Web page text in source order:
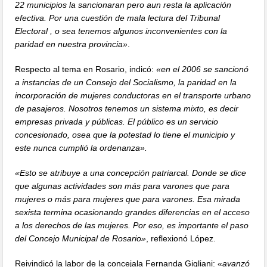
22 municipios la sancionaran pero aun resta la aplicación
efectiva. Por una cuestión de mala lectura del Tribunal
Electoral , o sea tenemos algunos inconvenientes con la
paridad en nuestra provincia»
Respecto al tema en Rosario, indicó:«en el 2006 se sancionó
a instancias de un Consejo del Socialismo, la paridad en la
incorporación de mujeres conductoras en el transporte urbano
de pasajeros. Nosotros tenemos un sistema mixto, es decir
empresas privada y públicas. El público es un servicio
concesionado, osea que la potestad lo tiene el municipio y
este nunca cumplió la ordenanza».
«Esto se atribuye a una concepción patriarcal. Donde se dice
que algunas actividades son más para varones que para
mujeres o más para mujeres que para varones. Esa mirada
sexista termina ocasionando grandes diferencias en el acceso
a los derechos de las mujeres. Por eso, es importante el paso
del Concejo Municipal de Rosario» , reflexionó López.
Reivindicó la labor de la concejala Fernanda Gigliani:«avanzó